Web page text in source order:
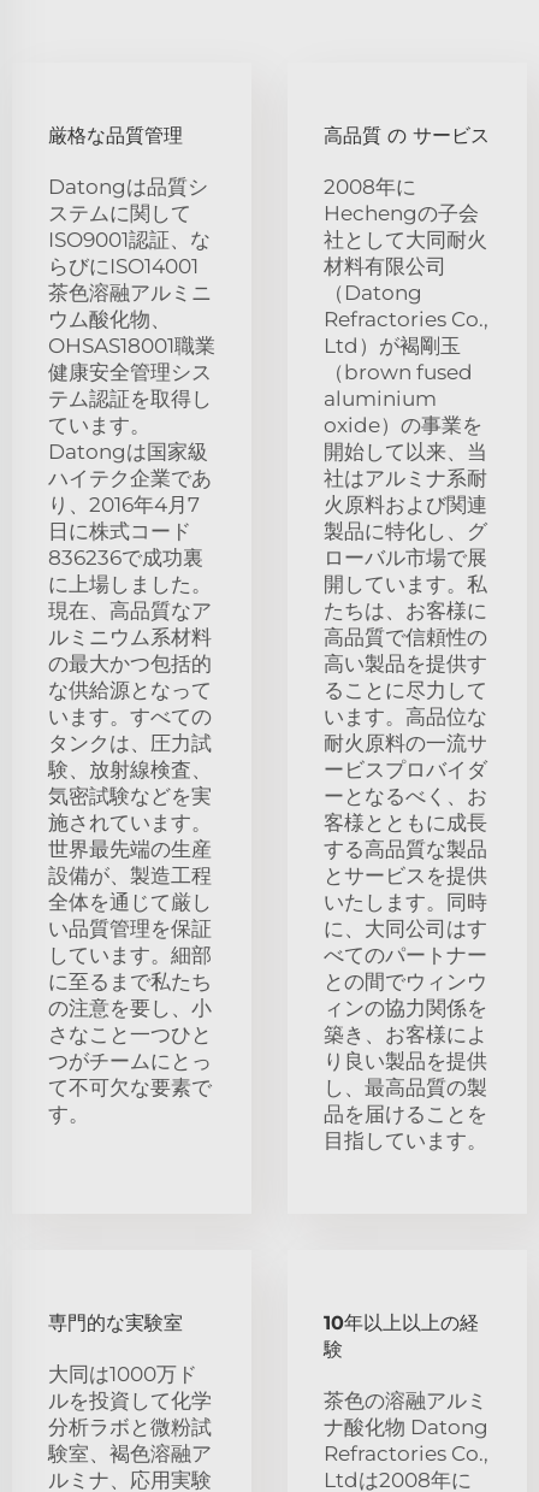
厳格な品質管理
Datongは品質シ
ステムに関して
ISO9001認証、な
らびにISO14001
茶色溶融アルミニ
ウム酸化物、
OHSAS18001職業
健康安全管理シス
テム認証を取得し
ています。
Datongは国家級
ハイテク企業であ
り、2016年4月7
日に株式コード
836236で成功裏
に上場しました。
現在、高品質なア
ルミニウム系材料
の最大かつ包括的
な供給源となって
います。すべての
タンクは、圧力試
験、放射線検査、
気密試験などを実
施されています。
世界最先端の生産
設備が、製造工程
全体を通じて厳し
い品質管理を保証
しています。細部
に至るまで私たち
の注意を要し、小
さなこと一つひと
つがチームにとっ
て不可欠な要素で
す。
高品質 の サービス
2008年に
Hechengの子会
社として大同耐火
材料有限公司
（Datong
Refractories Co.,
Ltd）が褐剛玉
（brown fused
aluminium
oxide）の事業を
開始して以来、当
社はアルミナ系耐
火原料および関連
製品に特化し、グ
ローバル市場で展
開しています。私
たちは、お客様に
高品質で信頼性の
高い製品を提供す
ることに尽力して
います。高品位な
耐火原料の一流サ
ービスプロバイダ
ーとなるべく、お
客様とともに成長
する高品質な製品
とサービスを提供
いたします。同時
に、大同公司はす
べてのパートナー
との間でウィンウ
ィンの協力関係を
築き、お客様によ
り良い製品を提供
し、最高品質の製
品を届けることを
目指しています。
専門的な実験室
大同は1000万ド
ルを投資して化学
分析ラボと微粉試
験室、褐色溶融ア
ルミナ、応用実験
10年以上以上の経
験
茶色の溶融アルミ
ナ酸化物 Datong
Refractories Co.,
Ltdは2008年に